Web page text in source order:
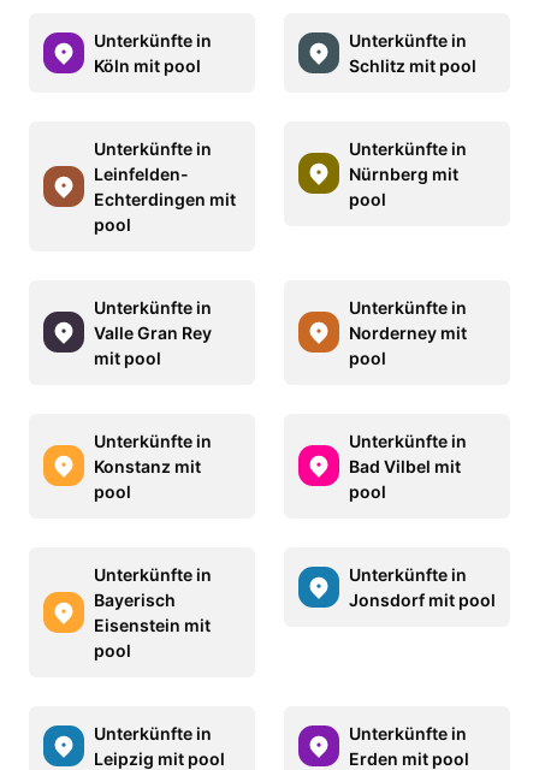
Unterkünfte in
Köln mit pool
Unterkünfte in
Schlitz mit pool
Unterkünfte in
Leinfelden-
Echterdingen mit
pool
Unterkünfte in
Nürnberg mit
pool
Unterkünfte in
Valle Gran Rey
mit pool
Unterkünfte in
Norderney mit
pool
Unterkünfte in
Konstanz mit
pool
Unterkünfte in
Bad Vilbel mit
pool
Unterkünfte in
Bayerisch
Eisenstein mit
pool
Unterkünfte in
Jonsdorf mit pool
Unterkünfte in
Leipzig mit pool
Unterkünfte in
Erden mit pool